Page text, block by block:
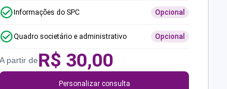
Informações do SPC Opcional
Quadro societário e administrativo Opcional
A partir deR$ 30,00
Personalizar consulta